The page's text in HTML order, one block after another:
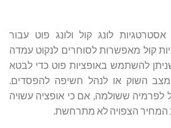
אסטרטגיות לונג קול ולונג פוט עבור
קול מאפשרות לסוחרים לנקוט עמדה
להשתמש באופציות פוט כדי לבטא
השוק או לנהל חשיפה להפסדים.
לפרמיה ששולמה, אם כי אופציה עשויה
המחיר הצפויה לא מתרחשת.